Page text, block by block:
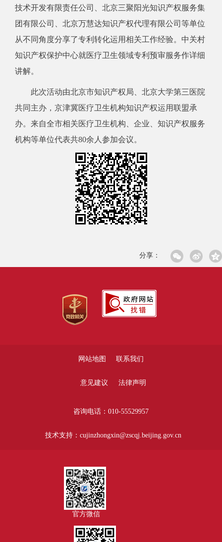
技术开发有限责任公司、北京三聚阳光知识产权服务集
团有限公司、北京万慧达知识产权代理有限公司等单位
从不同角度分享了专利转化运用相关工作经验。中关村
知识产权保护中心就医疗卫生领域专利预审服务作详细
讲解。
此次活动由北京市知识产权局、北京大学第三医院
共同主办，京津冀医疗卫生机构知识产权运用联盟承
办。来自全市相关医疗卫生机构、企业、知识产权服务
机构等单位代表共80余人参加会议。
分享：
网站地图 联系我们
意见建议 法律声明
咨询电话：010-55529957
技术支持：cujinzhongxin@zscqj.beijing.gov.cn
官方微信